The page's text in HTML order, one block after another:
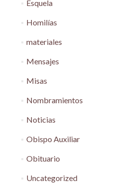
Esquela
Homilías
materiales
Mensajes
Misas
Nombramientos
Noticias
Obispo Auxiliar
Obituario
Uncategorized